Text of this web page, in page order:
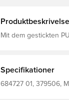
Produktbeskrivelse
Mit dem gestickten
Bündchen und Saum
Details
Specifikationer
684727 01, 379506, Main